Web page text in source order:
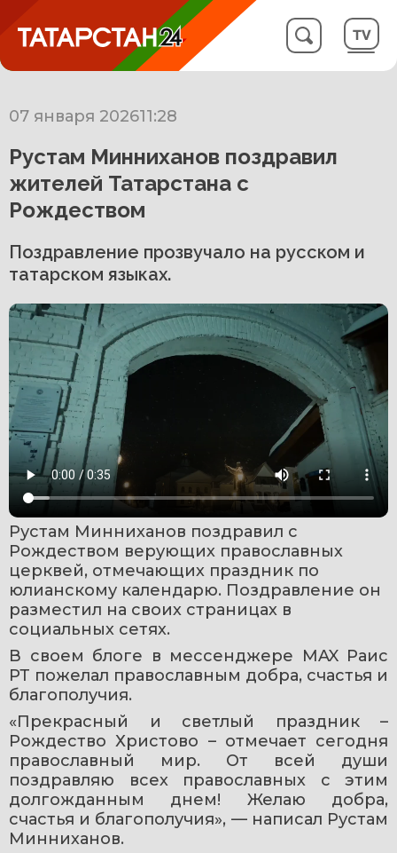
07 января 202611:28
Рустам Минниханов поздравил
жителей Татарстана с
Рождеством
Поздравление прозвучало на русском и
татарском языках.
Рустам Минниханов поздравил с
Рождеством верующих православных
церквей, отмечающих праздник по
юлианскому календарю. Поздравление он
разместил на своих страницах в
социальных сетях.
В своем блоге в мессенджере MAX Раис
РТ пожелал православным добра, счастья и
благополучия.
«Прекрасный и светлый праздник –
Рождество Христово – отмечает сегодня
православный мир. От всей души
поздравляю всех православных с этим
долгожданным днем! Желаю добра,
счастья и благополучия», — написал Рустам
Минниханов.